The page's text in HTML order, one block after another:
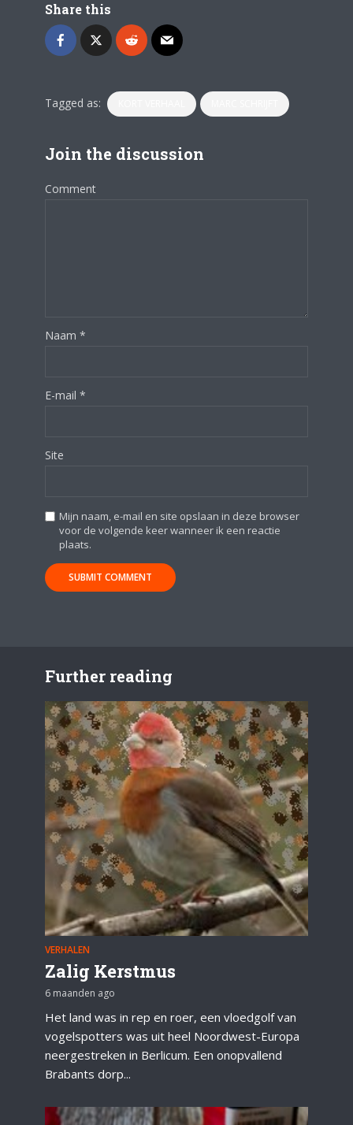
Share this
Tagged as:
Join the discussion
Comment
Naam *
E-mail *
Site
Mijn naam, e-mail en site opslaan in deze browser
voor de volgende keer wanneer ik een reactie
plaats.
Further reading
VERHALEN
Zalig Kerstmus
6 maanden ago
Het land was in rep en roer, een vloedgolf van
vogelspotters was uit heel Noordwest-Europa
neergestreken in Berlicum. Een onopvallend
Brabants dorp...